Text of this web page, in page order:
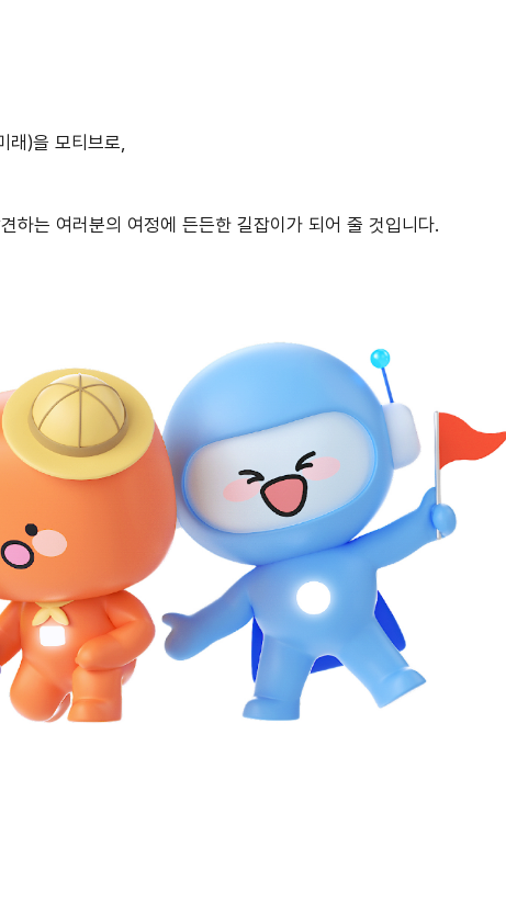
래)을 모티브로,
하는 여러분의 여정에 든든한 길잡이가 되어 줄 것입니다.